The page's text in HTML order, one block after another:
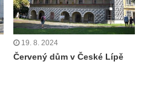
19. 8. 2024
Červený dům v České Lípě